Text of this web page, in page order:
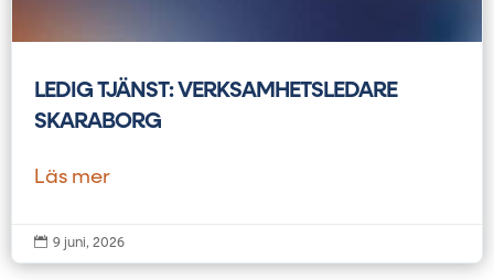
LEDIG TJÄNST: VERKSAMHETSLEDARE
SKARABORG
Läs mer
 9 juni, 2026